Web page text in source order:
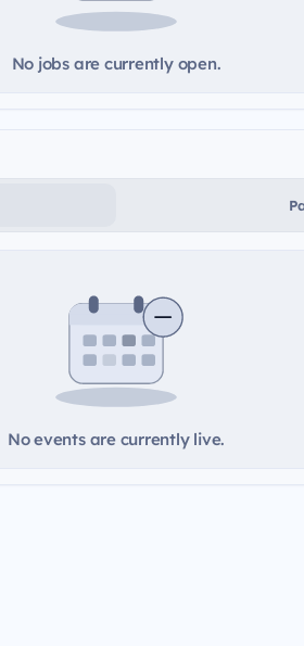
No jobs are currently open.
No events are currently live.